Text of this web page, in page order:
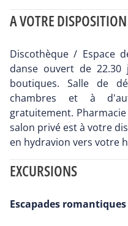
A VOTRE DISPOSITION
Discothèque / Espace
danse ouvert de
boutiques. Salle de
chambres et à
gratuitement.
salon privé est à votre
en hydravion vers votre
EXCURSIONS
Escapades romantiques